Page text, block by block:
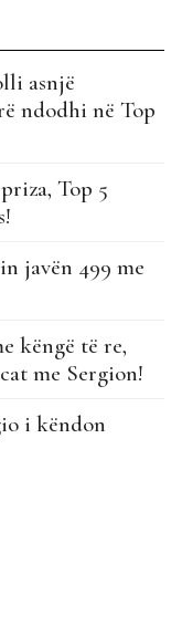
asnjë
ndodhi në Top
Top 5
javën 499 me
këngë të re,
me Sergion!
i këndon